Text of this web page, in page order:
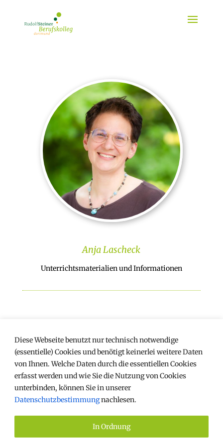
Diese Webseite benutzt nur technisch notwendige
(essentielle) Cookies und benötigt keinerlei weitere Daten
von Ihnen. Welche Daten durch die essentiellen Cookies
erfasst werden und wie Sie die Nutzung von Cookies
unterbinden, können Sie in unserer
Datenschutzbestimmungnachlesen.
In Ordnung
Anja Lascheck
Unterrichtsmaterialien und Informationen
IMPRESSUM